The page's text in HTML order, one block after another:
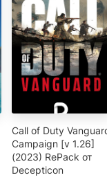
Call of Duty
Campaign [v 1.26]
(2023) RePack от
Decepticon